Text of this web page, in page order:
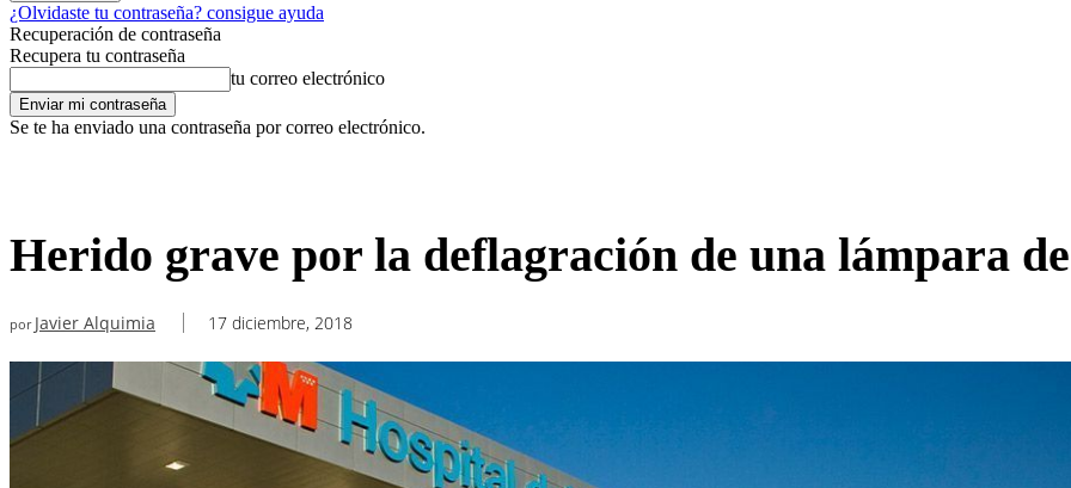
¿Olvidaste tu contraseña? consigue ayuda
Recuperación de contraseña
Recupera tu contraseña
tu correo electrónico
Se te ha enviado una contraseña por correo electrónico.
Herido grave por la deflagración de una lámpara
por Javier Alquimia 17 diciembre, 2018